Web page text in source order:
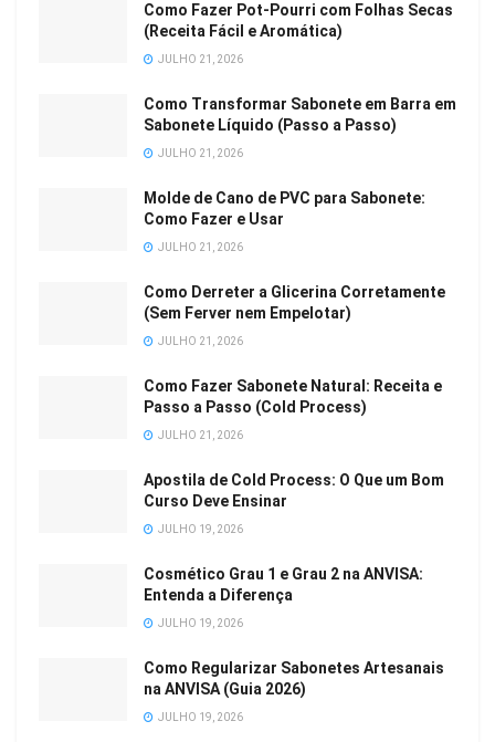
Como Fazer Pot-Pourri com Folhas Secas
(Receita Fácil e Aromática)
JULHO 21, 2026
Como Transformar Sabonete em Barra em
Sabonete Líquido (Passo a Passo)
JULHO 21, 2026
Molde de Cano de PVC para Sabonete:
Como Fazer e Usar
JULHO 21, 2026
Como Derreter a Glicerina Corretamente
(Sem Ferver nem Empelotar)
JULHO 21, 2026
Como Fazer Sabonete Natural: Receita e
Passo a Passo (Cold Process)
JULHO 21, 2026
Apostila de Cold Process: O Que um Bom
Curso Deve Ensinar
JULHO 19, 2026
Cosmético Grau 1 e Grau 2 na ANVISA:
Entenda a Diferença
JULHO 19, 2026
Como Regularizar Sabonetes Artesanais
na ANVISA (Guia 2026)
JULHO 19, 2026